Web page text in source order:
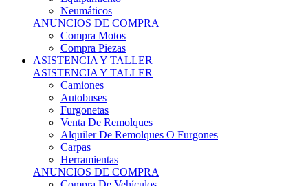
ANUNCIOS DE COMPRA
Compra Motos
Compra Piezas
ASISTENCIA Y TALLER
ASISTENCIA Y TALLER
Camiones
Autobuses
Furgonetas
Venta De Remolques
Alquiler De Remolques O Furgones
Carpas
Herramientas
ANUNCIOS DE COMPRA
Compra De Vehículos
Compra De Herramientas